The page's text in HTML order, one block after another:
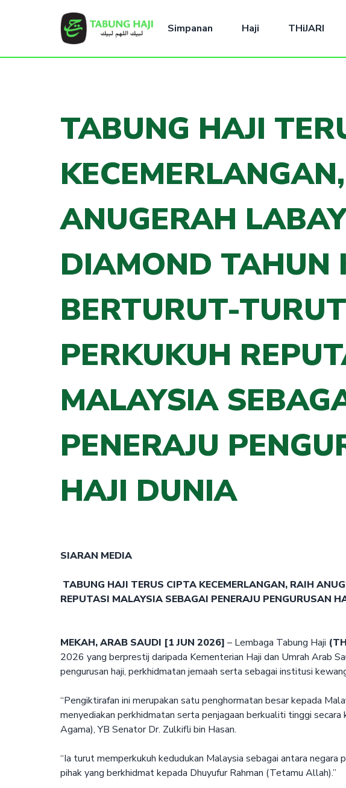
Simpanan Haji THiJARI
TABUNG HAJI
ANUGERAH
DIAMOND TAHUN
BERTURUT-TURUT
PERKUKUH
MALAYSIA
PENERAJU
HAJI DUNIA
SIARAN MEDIA
TABUNG HAJI TERUS CIPTA KECEMERLANGAN, RAIH
REPUTASI MALAYSIA SEBAGAI PENERAJU PENGURUSAN
MEKAH, ARAB SAUDI [1 JUN 2026] – Lembaga Tabung Haji
2026 yang berprestij daripada Kementerian Haji dan Umrah Arab
pengurusan haji, perkhidmatan jemaah serta sebagai institusi
“Pengiktirafan ini merupakan satu penghormatan besar kepada
menyediakan perkhidmatan serta penjagaan berkualiti tinggi
Agama), YB Senator Dr. Zulkifli bin Hasan.
“Ia turut memperkukuh kedudukan Malaysia sebagai antara
pihak yang berkhidmat kepada Dhuyufur Rahman (Tetamu Allah).”